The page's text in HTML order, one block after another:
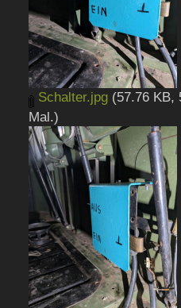
Schalter.jpg (57.76 KB,
Mal.)